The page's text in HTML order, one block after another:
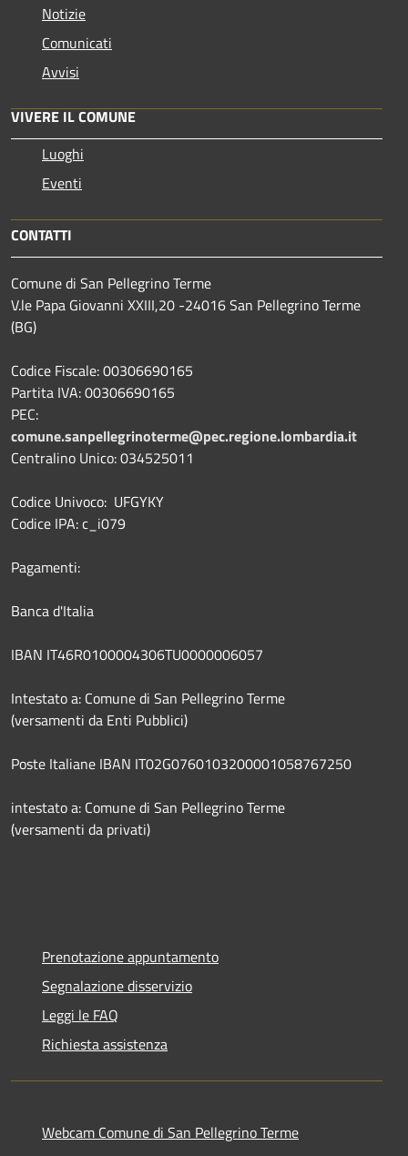
Notizie
Comunicati
Avvisi
VIVERE IL COMUNE
Luoghi
Eventi
CONTATTI
Comune di San Pellegrino Terme
V.le Papa Giovanni XXIII,20 -24016 San Pellegrino Terme
(BG)
Codice Fiscale: 00306690165
Partita IVA: 00306690165
PEC:
comune.sanpellegrinoterme@pec.regione.lombardia.it
Centralino Unico: 034525011
Codice Univoco: UFGYKY
Codice IPA: c_i079
Pagamenti:
Banca d'Italia
IBAN IT46R0100004306TU0000006057
Intestato a: Comune di San Pellegrino Terme
(versamenti da Enti Pubblici)
Poste Italiane IBAN IT02G0760103200001058767250
intestato a: Comune di San Pellegrino Terme
(versamenti da privati)
Prenotazione appuntamento
Segnalazione disservizio
Leggi le FAQ
Richiesta assistenza
Webcam Comune di San Pellegrino Terme